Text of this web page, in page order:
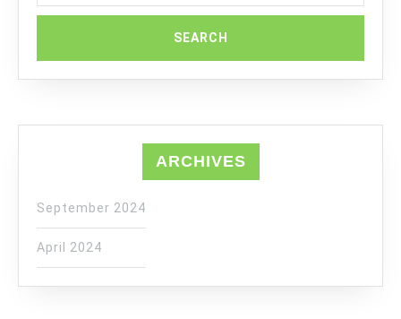
ARCHIVES
September 2024
April 2024